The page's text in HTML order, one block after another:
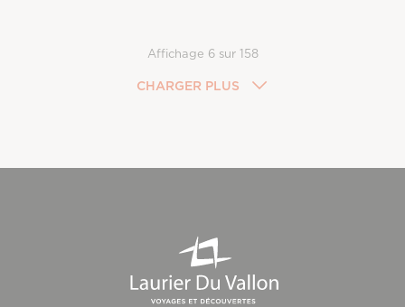
Affichage 6sur 158
CHARGER PLUS